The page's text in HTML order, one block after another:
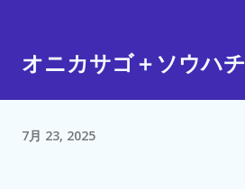
オニカサゴ＋ソウハチ
7月 23, 2025